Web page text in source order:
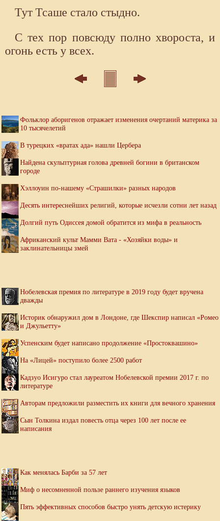
Тут Тсаше стало стыдно.
С тех пор повсюду полно хвороста, и
огонь есть у всех.
Фольклор аборигенов отражает изменения очертаний материка за
10 тысячелетий
В турецких «вратах ада» нашли Цербера
Найдена скульптурная голова древней богини в британском
городе
Хэллоуин по-нашему «Страшилки» разных народов
Десять интереснейших религий, которые исчезли сотни лет назад
Долгий путь Одиссея домой обратится из мифа в реальность
Африканский культ Мамми Вата - «Хозяйки воды» и
заклинательницы змей
Нобелевская премия по литературе в 2019 году будет вручена
дважды
Историк обнаружил дом в Лондоне, где Шекспир написал «Ромео
и Джульетту»
Успенским будет написано продолжение «Простоквашино»
На «Лицей» поступило более 2500 работ
Кадзуо Исигуро стал лауреатом Нобелевской премии 2017 г. по
литературе
Авторам предложили разместить их книги для вечного хранения
Сын Толкина издал повесть отца через 100 лет после ее
написания
Как менялась Барби за 57 лет
Миф о несомненной пользе раннего изучения языков
Пять эффективных способов быстро унять детскую истерику